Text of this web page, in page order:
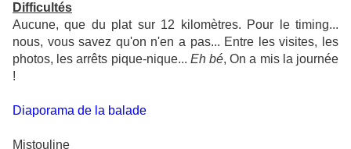
Difficultés
Aucune, que du plat sur 12 kilomètres. Pour le timing...
nous, vous savez qu'on n'en a pas... Entre les visites, les
photos, les arrêts pique-nique... Eh bé, On a mis la journée
!
Diaporama de la balade
Mistouline